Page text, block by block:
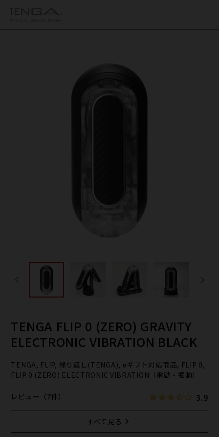
TENGA FLIP 0 (ZERO) GRAVITY
ELECTRONIC VIBRATION BLACK
TENGA, FLIP, 繰り返し(TENGA), eギフト対応商品, FLIP 0,
FLIP 0 (ZERO) ELECTRONIC VIBRATION（電動・振動）
レビュー（7件） 3.9
すべて見る